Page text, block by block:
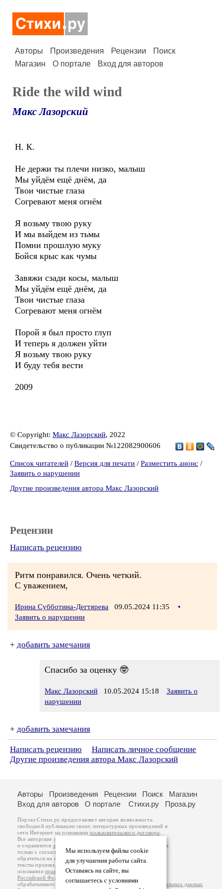
Авторы Произведения Рецензии
Поиск
Магазин
О портале Вход для авторов
Ride the wild wind
Макс Лазорский
Н. К.
Не держи ты плечи низко, малыш
Мы уйдём ещё днём, да
Твои чистые глаза
Согревают меня огнём
Я возьму твою руку
И мы выйдем из тьмы
Помни прошлую муку
Бойся крыс как чумы
Завяжи сзади косы, малыш
Мы уйдём ещё днём, да
Твои чистые глаза
Согревают меня огнём
Порой я был просто глуп
И теперь я должен уйти
Я возьму твою руку
И буду тебя вести
2009
© Copyright: Макс Лазорский, 2022
Свидетельство о публикации №122082900606
Список читателей / Версия для печати / Разместить анонс /
Заявить о нарушении
Другие произведения автора Макс Лазорский
Рецензии
Написать рецензию
Ритм понравился. Очень четкий.
С уважением,
Ирина Субботина-Дегтярева 09.05.2024 11:35
•
Заявить о нарушении
+ добавить замечания
Спасибо за оценку 🤓
Макс Лазорский 10.05.2024 15:18
Заявить о
нарушении
+ добавить замечания
Написать рецензию
Написать личное сообщение
Другие произведения автора Макс Лазорский
Мы используем файлы cookie
для улучшения работы сайта.
Оставаясь на сайте, вы
соглашаетесь с условиями
Авторы Произведения Рецензии Поиск
Магазин
Вход для авторов
О портале Стихи.ру Проза.ру
Портал Стихи.ру предоставляет авторам возможность
свободной публикации своих литературных произведений в
сети Интернет на основаниипользовательского договора
Все авторские права на произведения принадлежат авторам
и охраняются законом
. Перепечатка произведений возможна
только с согласия его автора, к которому вы можете
обратиться на его авторской странице. Ответственность за
тексты произведений авторы несут самостоятельно на
основанииправил публикацииизаконодательства
Российской Федерации
обрабатываются на основанииПолитики обработки персональных данных